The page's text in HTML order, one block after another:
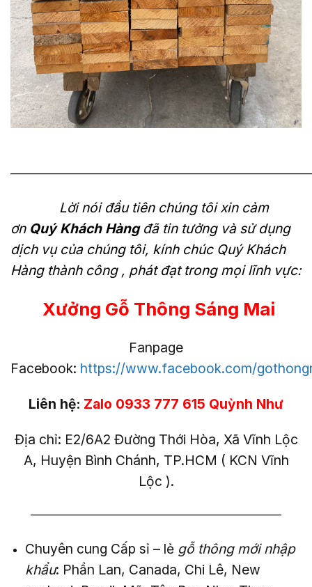
Lời nói đầu tiên chúng tôi xin cảm
ơn Quý Khách Hàngđã tin tưởng và sử dụng
dịch vụ của chúng tôi, kính chúc Quý Khách
Hàng thành công , phát đạt trong mọi lĩnh vực:
Xưởng Gỗ Thông Sáng Mai
Fanpage
Facebook: https://www.facebook.com/
Liên hệ: Zalo 0933 777 615 Quỳnh Như
Địa chỉ: E2/6A2 Đường Thới Hòa, Xã Vĩnh Lộc
A, Huyện Bình Chánh, TP.HCM ( KCN Vĩnh
Lộc ).
——————————————————————–
Chuyên cung Cấp sỉ – lẻ gỗ thông mới nhập
khẩu: Phần Lan, Canada, Chi Lê, New